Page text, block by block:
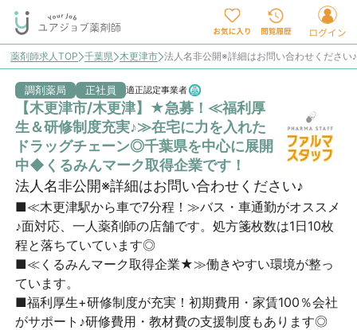
薬剤師求人TOP 千葉県 木更津市 法人名非公開※詳細はお問い合わせください
調剤薬局 正社員 適正認定事業者
【木更津市/木更津】★急募！≪福利厚
生＆研修制度充実♪≫在宅に力を入れた
ドラッグチェーン◎千葉県を中心に展開
中◆くるみんマーク取得企業です！
法人名非公開※詳細はお問い合わせください♪
■≪木更津駅から車で7分程！≫バス・車通勤がオススメ
♪面対応、一人薬剤師の店舗です。処方箋枚数は1日10枚
程と落ちていています◎
■≪くるみんマーク取得企業★≫働きやすい環境が整っ
ています。
■福利厚生+研修制度が充実！初期費用・家賃100％会社
がサポート♪研修費用・教材費の支援制度もあります◎